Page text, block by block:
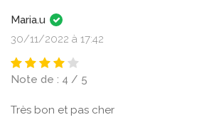
Maria.u
30/11/2022 à 17:42
Note de : 4 / 5
Très bon et pas cher